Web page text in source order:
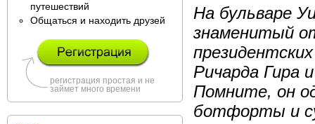
путешествий
Общаться и находить друзей
регистрация простая и не
займет много времени
На бульваре
знаменитый
Ричарда Гира
Помните, он
ботфорты и